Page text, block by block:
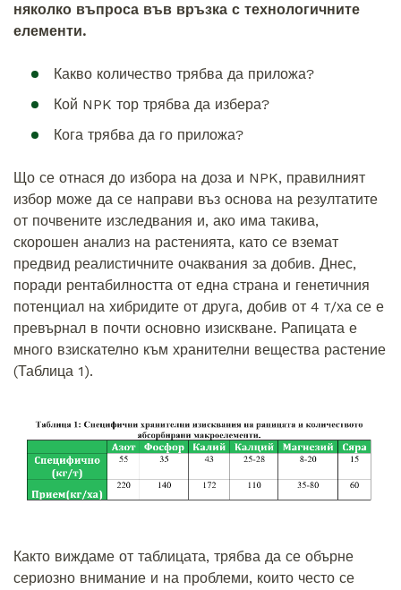
няколко въпроса във връзка с технологичните
елементи.
Какво количество трябва да приложа?
Кой NPK тор трябва да избера?
Кога трябва да го приложа?
Що се отнася до избора на доза и NPK, правилният
избор може да се направи въз основа на резултатите
от почвените изследвания и, ако има такива,
скорошен анализ на растенията, като се вземат
предвид реалистичните очаквания за добив. Днес,
поради рентабилността от една страна и генетичния
потенциал на хибридите от друга, добив от 4 т/ха се е
превърнал в почти основно изискване. Рапицата е
много взискателно към хранителни вещества растение
(Таблица 1).
Както виждаме от таблицата, трябва да се обърне
сериозно внимание и на проблеми, които често се